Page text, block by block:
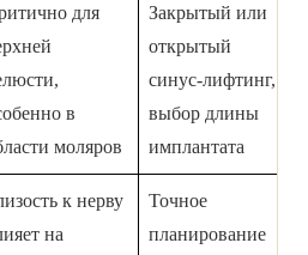
для
в
моляров
Закрытый или
открытый
синус-лифтинг,
выбор длины
имплантата
к нерву
на
Точное
планирование